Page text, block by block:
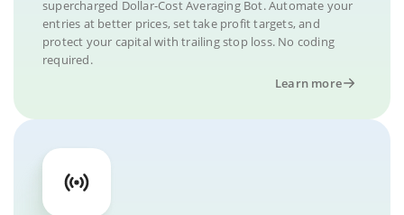
supercharged Dollar-Cost Averaging Bot. Automate your
entries at better prices, set take profit targets, and
protect your capital with trailing stop loss. No coding
required.
Learn more